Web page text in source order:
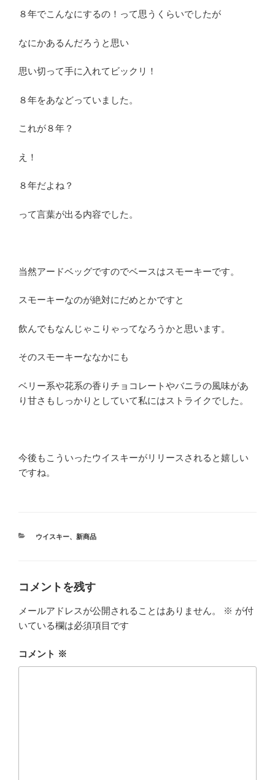
８年でこんなにするの！って思うくらいでしたが
なにかあるんだろうと思い
思い切って手に入れてビックリ！
８年をあなどっていました。
これが８年？
え！
８年だよね？
って言葉が出る内容でした。
当然アードベッグですのでベースはスモーキーです。
スモーキーなのが絶対にだめとかですと
飲んでもなんじゃこりゃってなろうかと思います。
そのスモーキーななかにも
ベリー系や花系の香りチョコレートやバニラの風味があ
り甘さもしっかりとしていて私にはストライクでした。
今後もこういったウイスキーがリリースされると嬉しい
ですね。
カ
ウイスキー、 新商品
コメントを残す
メールアドレスが公開されることはありません。 ※ が付
いている欄は必須項目です
コメント ※